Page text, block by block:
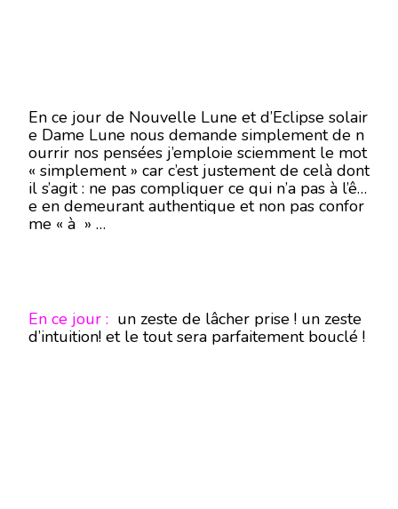
En ce jour de Nouvelle Lune et d’Eclipse solair
e Dame Lune nous demande simplement de n
ourrir nos pensées j’emploie sciemment le mot
« simplement » car c’est justement de celà dont
il s’agit : ne pas compliquer ce qui n’a pas à l’êtr
e en demeurant authentique et non pas confor
me « à » …
En ce jour : un zeste de lâcher prise ! un zeste
d’intuition! et le tout sera parfaitement bouclé !